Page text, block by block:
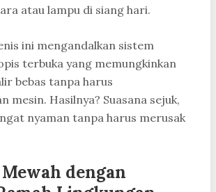
atau lampu di siang hari.
ini mengandalkan sistem
terbuka yang memungkinkan
bebas tanpa harus
mesin. Hasilnya? Suasana sejuk,
nyaman tanpa harus merusak
dengan